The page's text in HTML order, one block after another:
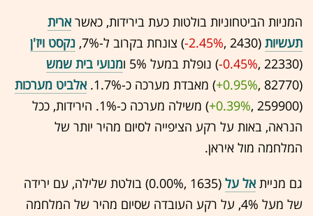
המניות הביטחוניות בולטות כעת בירידות, כאשרארית
תעשיות (2430 ,‎
-2.45%‏) צונחת בקרוב ל-7%,
נקסט ויז'ן
(22330 ,‎
-0.45%‏) נופלת במעל 5% ו
מנועי בית שמש
(82770 ,‎
+0.95%‏) מאבדת מערכה כ-1.7%.
אלביט מערכות
(259900 ,‎
+0.39%
‏) משילה מערכה כ-1%. הירידות, ככל
הנראה, באות על רקע הציפייה לסיום מהיר יותר של
המלחמה מול איראן.
גם מנייתאל על (1635 ,‎
0.00%‏) בולטת שלילה, עם ירידה
של מעל 4%, על רקע העובדה שסיום מהיר של המלחמה